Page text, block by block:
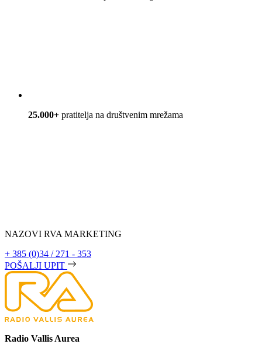
25.000+ pratitelja na društvenim mrežama
NAZOVI RVA MARKETING
+ 385 (0)34 / 271 - 353
POŠALJI UPIT
Radio Vallis Aurea